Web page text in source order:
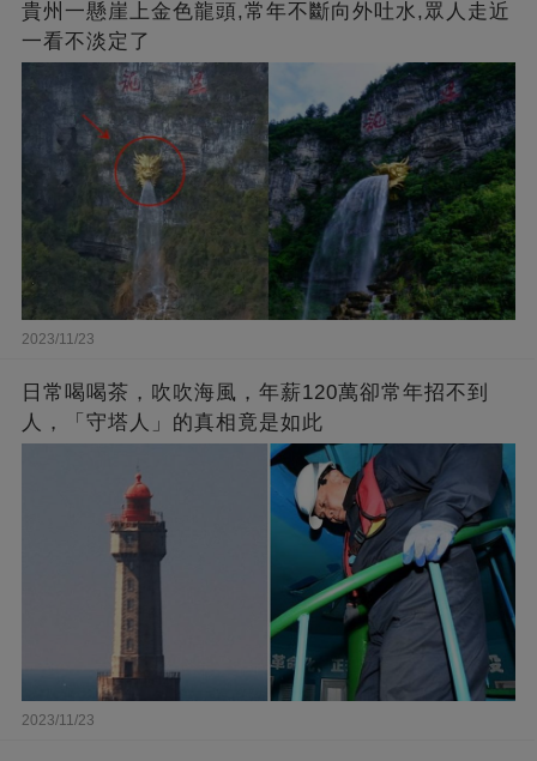
貴州一懸崖上金色龍頭,常年不斷向外吐水,眾人走近
一看不淡定了
2023/11/23
日常喝喝茶，吹吹海風，年薪120萬卻常年招不到
人，「守塔人」的真相竟是如此
2023/11/23